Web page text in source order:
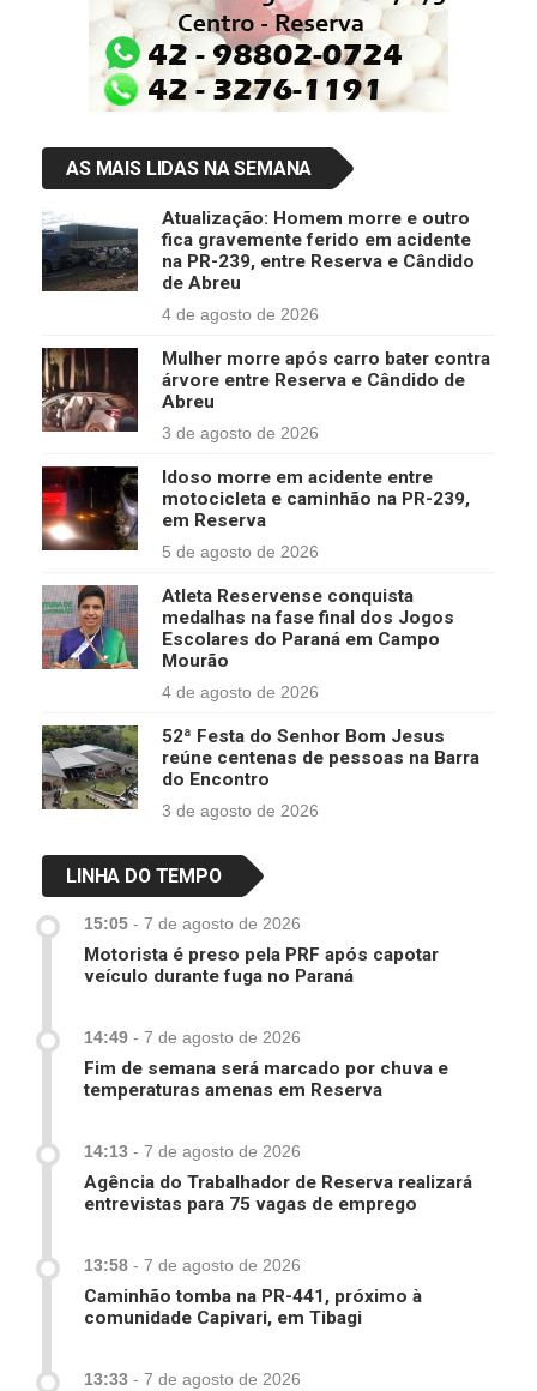
AS MAIS LIDAS NA SEMANA
Atualização: Homem morre e outro
fica gravemente ferido em acidente
na PR-239, entre Reserva e Cândido
de Abreu
4 de agosto de 2026
Mulher morre após carro bater contra
árvore entre Reserva e Cândido de
Abreu
3 de agosto de 2026
Idoso morre em acidente entre
motocicleta e caminhão na PR-239,
em Reserva
5 de agosto de 2026
Atleta Reservense conquista
medalhas na fase final dos Jogos
Escolares do Paraná em Campo
Mourão
4 de agosto de 2026
52ª Festa do Senhor Bom Jesus
reúne centenas de pessoas na Barra
do Encontro
3 de agosto de 2026
LINHA DO TEMPO
15:05 - 7 de agosto de 2026
Motorista é preso pela PRF após capotar
veículo durante fuga no Paraná
14:49 - 7 de agosto de 2026
Fim de semana será marcado por chuva e
temperaturas amenas em Reserva
14:13 - 7 de agosto de 2026
Agência do Trabalhador de Reserva realizará
entrevistas para 75 vagas de emprego
13:58 - 7 de agosto de 2026
Caminhão tomba na PR-441, próximo à
comunidade Capivari, em Tibagi
13:33 - 7 de agosto de 2026